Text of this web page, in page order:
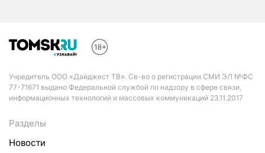
Учредитель ООО «Дайджест ТВ». Св-во о регистрации СМИ ЭЛ №ФС
77-71671 выдано Федеральной службой по надзору в сфере связи,
информационных технологий и массовых коммуникаций 23.11.2017
Разделы
Новости